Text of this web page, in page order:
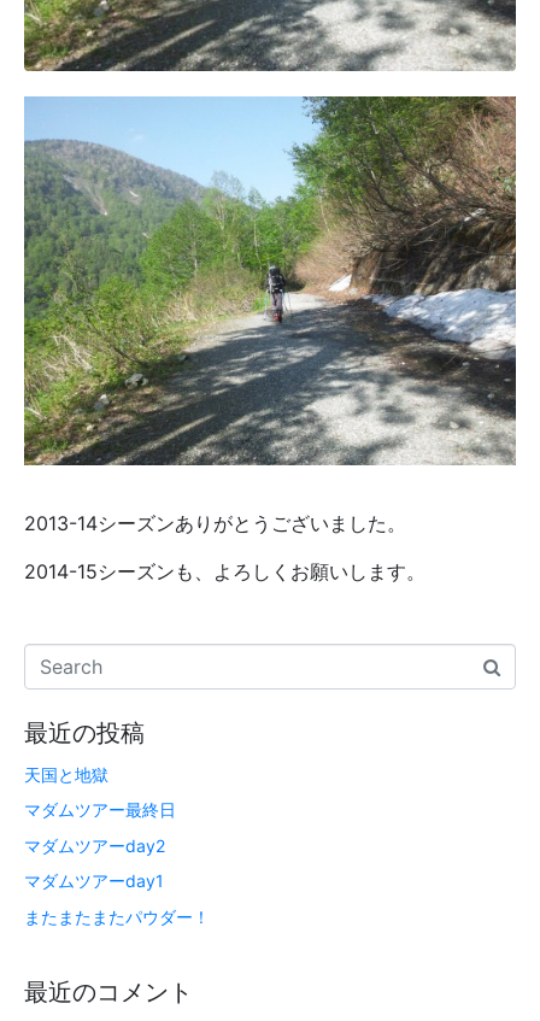
2013-14シーズンありがとうございました。
2014-15シーズンも、よろしくお願いします。
最近の投稿
天国と地獄
マダムツアー最終日
マダムツアーday2
マダムツアーday1
またまたまたパウダー！
最近のコメント